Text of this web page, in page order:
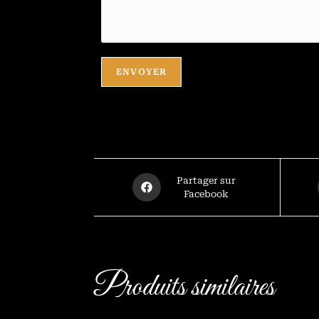
ENVOYER
Partager sur
Facebook
Produits similaires